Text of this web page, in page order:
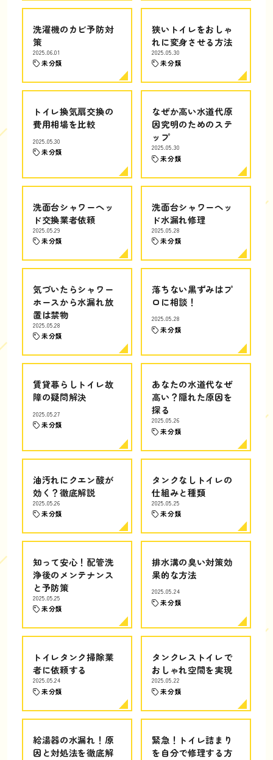
洗濯機のカビ予防対
策
2025.06.01
未分類
狭いトイレをおしゃ
れに変身させる方法
2025.05.30
未分類
トイレ換気扇交換の
費用相場を比較
2025.05.30
未分類
なぜか高い水道代原
因究明のためのステ
ップ
2025.05.30
未分類
洗面台シャワーヘッ
ド交換業者依頼
2025.05.29
未分類
洗面台シャワーヘッ
ド水漏れ修理
2025.05.28
未分類
気づいたらシャワー
ホースから水漏れ放
置は禁物
2025.05.28
未分類
落ちない黒ずみはプ
ロに相談！
2025.05.28
未分類
賃貸暮らしトイレ故
障の疑問解決
2025.05.27
未分類
あなたの水道代なぜ
高い？隠れた原因を
探る
2025.05.26
未分類
油汚れにクエン酸が
効く？徹底解説
2025.05.26
未分類
タンクなしトイレの
仕組みと種類
2025.05.25
未分類
知って安心！配管洗
浄後のメンテナンス
と予防策
2025.05.25
未分類
排水溝の臭い対策効
果的な方法
2025.05.24
未分類
トイレタンク掃除業
者に依頼する
2025.05.24
未分類
タンクレストイレで
おしゃれ空間を実現
2025.05.22
未分類
給湯器の水漏れ！原
因と対処法を徹底解
緊急！トイレ詰まり
を自分で修理する方